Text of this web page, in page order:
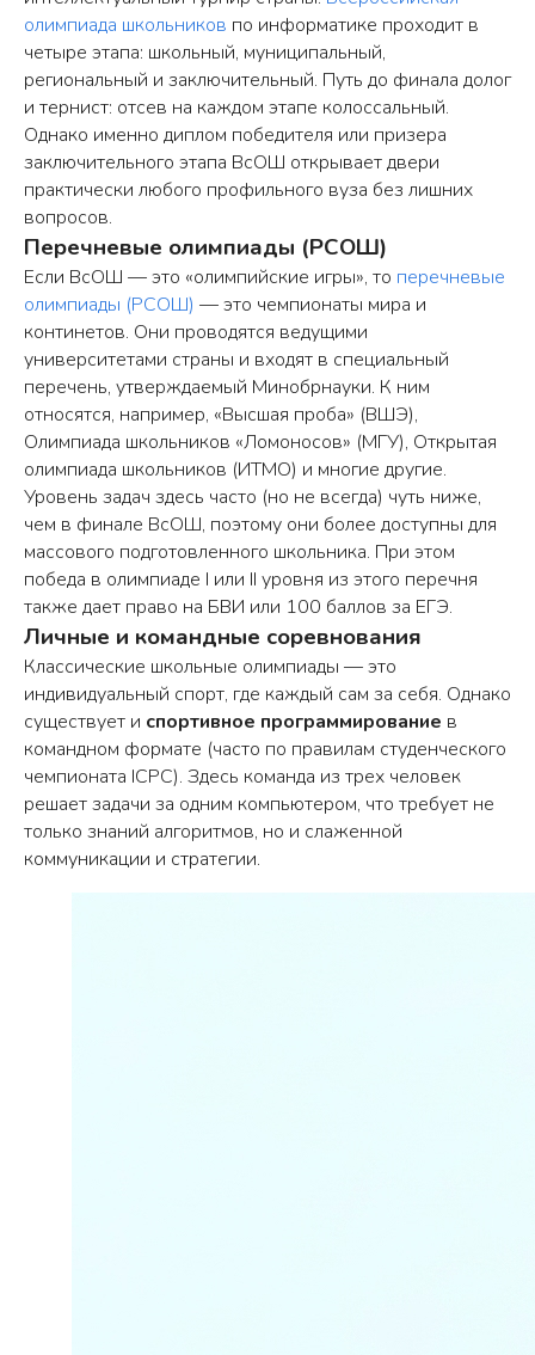
олимпиада школьников по информатике проходит в
четыре этапа: школьный, муниципальный,
региональный и заключительный. Путь до финала долог
и тернист: отсев на каждом этапе колоссальный.
Однако именно диплом победителя или призера
заключительного этапа ВсОШ открывает двери
практически любого профильного вуза без лишних
вопросов.
Перечневые олимпиады (РСОШ)
Если ВсОШ — это «олимпийские игры», то перечневые
олимпиады (РСОШ) — это чемпионаты мира и
континетов. Они проводятся ведущими
университетами страны и входят в специальный
перечень, утверждаемый Минобрнауки. К ним
относятся, например, «Высшая проба» (ВШЭ),
Олимпиада школьников «Ломоносов» (МГУ), Открытая
олимпиада школьников (ИТМО) и многие другие.
Уровень задач здесь часто (но не всегда) чуть ниже,
чем в финале ВсОШ, поэтому они более доступны для
массового подготовленного школьника. При этом
победа в олимпиаде I или II уровня из этого перечня
также дает право на БВИ или 100 баллов за ЕГЭ.
Личные и командные соревнования
Классические школьные олимпиады — это
индивидуальный спорт, где каждый сам за себя. Однако
существует и спортивное программирование в
командном формате (часто по правилам студенческого
чемпионата ICPC). Здесь команда из трех человек
решает задачи за одним компьютером, что требует не
только знаний алгоритмов, но и слаженной
коммуникации и стратегии.